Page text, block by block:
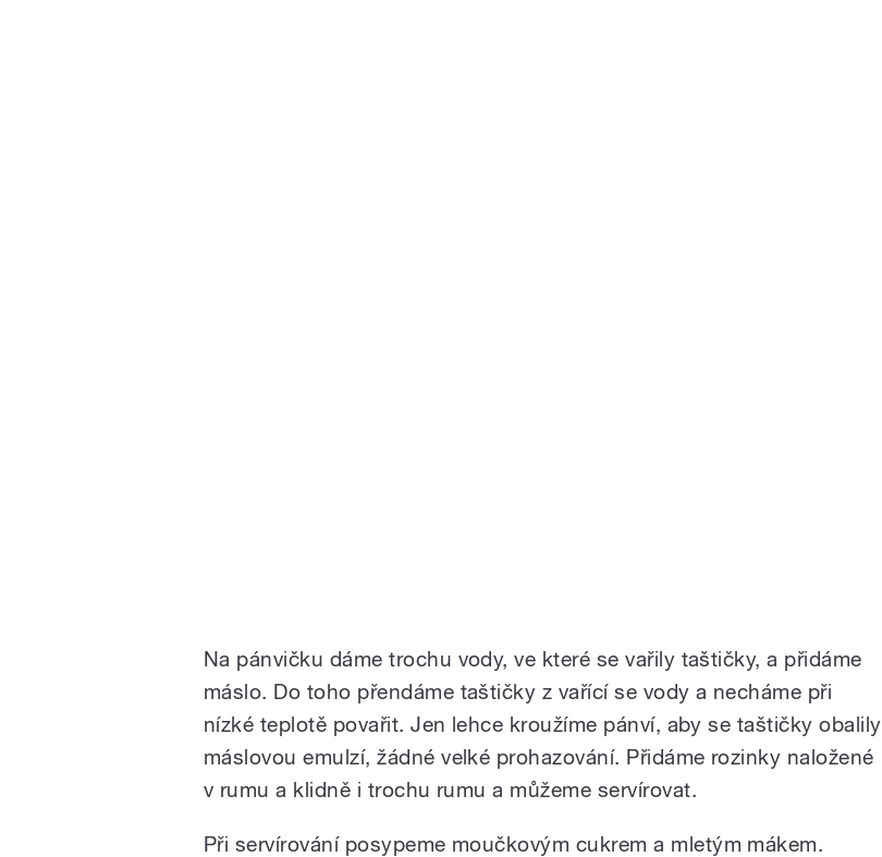
Na pánvičku dáme trochu vody, ve které se vařily taštičky, a přidáme
máslo. Do toho přendáme taštičky z vařící se vody a necháme při
nízké teplotě povařit. Jen lehce kroužíme pánví, aby se taštičky obalily
máslovou emulzí, žádné velké prohazování. Přidáme rozinky naložené
v rumu a klidně i trochu rumu a můžeme servírovat.
Při servírování posypeme moučkovým cukrem a mletým mákem.